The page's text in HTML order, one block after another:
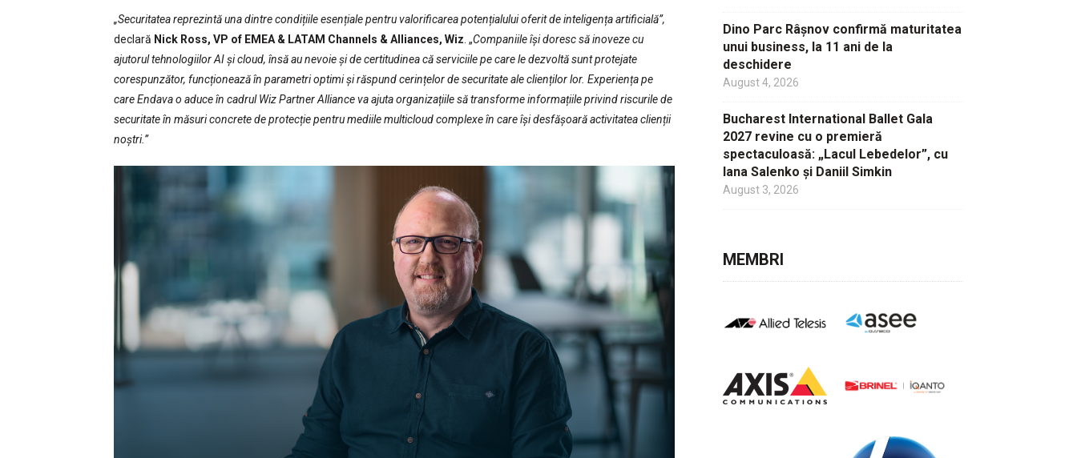
„Securitatea reprezintă una dintre condițiile esențiale pentru valorificarea potențialului oferit de inteligența artificială”,
declară Nick Ross, VP of EMEA & LATAM Channels & Alliances, Wiz. „Companiile își doresc să inoveze cu
ajutorul tehnologiilor AI și cloud, însă au nevoie și de certitudinea că serviciile pe care le dezvoltă sunt protejate
corespunzător, funcționează în parametri optimi și răspund cerințelor de securitate ale clienților lor. Experiența pe
care Endava o aduce în cadrul Wiz Partner Alliance va ajuta organizațiile să transforme informațiile privind riscurile de
securitate în măsuri concrete de protecție pentru mediile multicloud complexe în care își desfășoară activitatea clienții
noștri.”
Dino Parc Râșnov confirmă maturitatea
unui business, la 11 ani de la
deschidere
August 4, 2026
Bucharest International Ballet Gala
2027 revine cu o premieră
spectaculoasă: „Lacul Lebedelor”, cu
Iana Salenko și Daniil Simkin
August 3, 2026
MEMBRI